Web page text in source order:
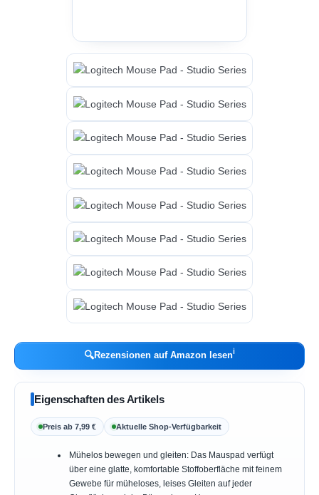
🔍Rezensionen auf Amazon lesenℹ︎
Eigenschaften des Artikels
Preis ab 7,99 € Aktuelle Shop-Verfügbarkeit
Mühelos bewegen und gleiten: Das Mauspad verfügt
über eine glatte, komfortable Stoffoberfläche mit feinem
Gewebe für müheloses, leises Gleiten auf jeder